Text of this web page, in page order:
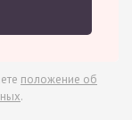
положение об
.